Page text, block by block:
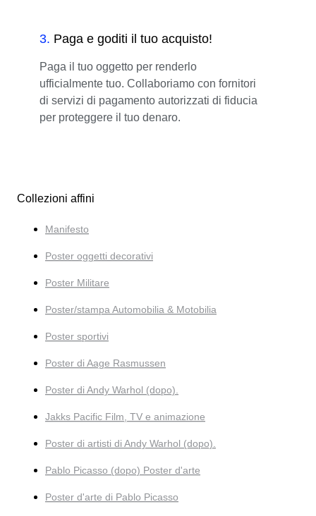
3. Paga e goditi il tuo acquisto!
Paga il tuo oggetto per renderlo
ufficialmente tuo. Collaboriamo con fornitori
di servizi di pagamento autorizzati di fiducia
per proteggere il tuo denaro.
Collezioni affini
Manifesto
Poster oggetti decorativi
Poster Militare
Poster/stampa Automobilia & Motobilia
Poster sportivi
Poster di Aage Rasmussen
Poster di Andy Warhol (dopo).
Jakks Pacific Film, TV e animazione
Poster di artisti di Andy Warhol (dopo).
Pablo Picasso (dopo) Poster d'arte
Poster d'arte di Pablo Picasso